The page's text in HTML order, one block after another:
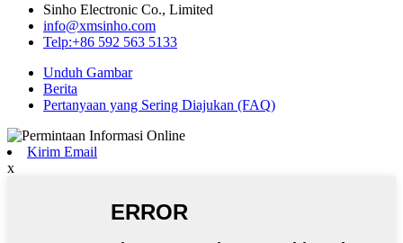
Sinho Electronic Co., Limited
info@xmsinho.com
Telp:+86 592 563 5133
Unduh Gambar
Berita
Pertanyaan yang Sering Diajukan (FAQ)
Kirim Email
x